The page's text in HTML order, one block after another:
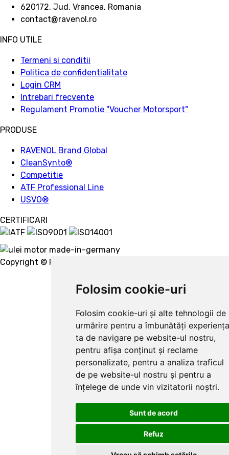
Folosim cookie-uri
Folosim cookie-uri și alte tehnologii de
urmărire pentru a îmbunătăți
ta de navigare pe website-ul nostru,
pentru afișa conținut și reclame
personalizate, pentru a analiza traficul
de pe website-ul nostru și pentru a
înțelege de unde vin vizitatorii noștri.
Sunt de acord
Refuz
620172, Jud. Vrancea, Romania
contact@ravenol.ro
INFO UTILE
Termeni si conditii
Politica de confidentialitate
Login CRM
Intrebari frecvente
Regulament Promotie "Voucher Motorsport"
PRODUSE
RAVENOL Brand Global
CleanSynto®
Competitie
ATF Professional Line
USVO®
CERTIFICARI
Copyright © Ravenol 2022.